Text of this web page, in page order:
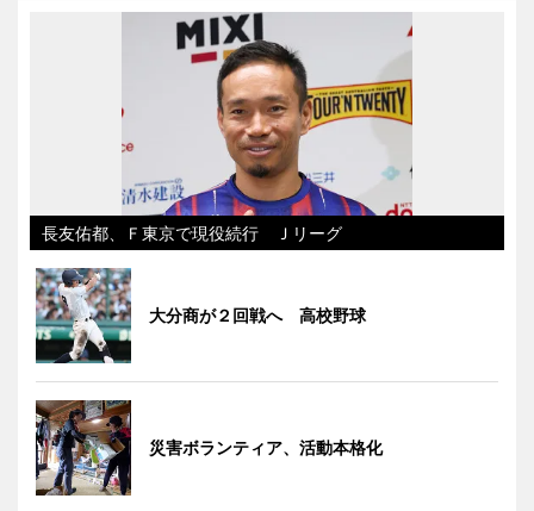
長友佑都、Ｆ東京で現役続行 Ｊリーグ
大分商が２回戦へ 高校野球
災害ボランティア、活動本格化